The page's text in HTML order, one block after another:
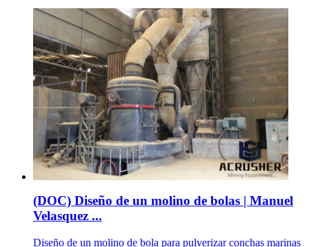
(DOC) Diseño de un molino de bolas | Manuel
Velasquez ...
Diseño de un molino de bola para pulverizar conchas marinas